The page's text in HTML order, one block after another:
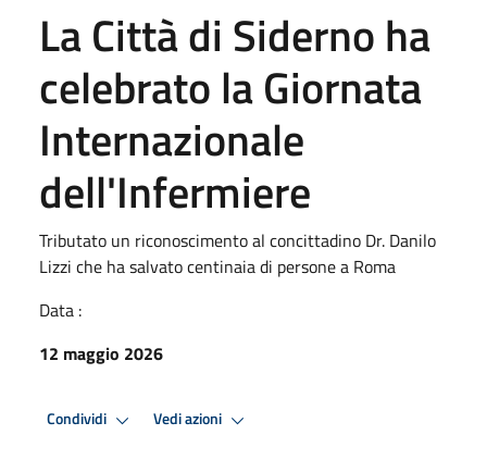
La Città di Siderno ha
celebrato la Giornata
Internazionale
dell'Infermiere
Tributato un riconoscimento al concittadino Dr. Danilo
Lizzi che ha salvato centinaia di persone a Roma
Data :
12 maggio 2026
Condividi Vedi azioni